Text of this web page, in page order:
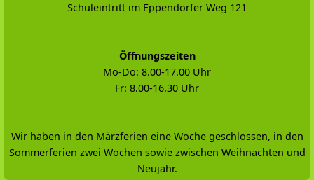
Schuleintritt im Eppendorfer Weg 121
Öffnungszeiten
Mo-Do: 8.00-17.00 Uhr
Fr: 8.00-16.30 Uhr
Wir haben in den Märzferien eine Woche geschlossen, in den
Sommerferien zwei Wochen sowie zwischen Weihnachten und
Neujahr.